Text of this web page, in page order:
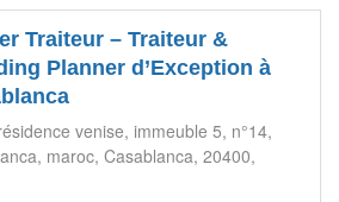
Traiteur – Traiteur &
Planner d’Exception à
venise, immeuble 5, n°14,
maroc Casablanca 20400